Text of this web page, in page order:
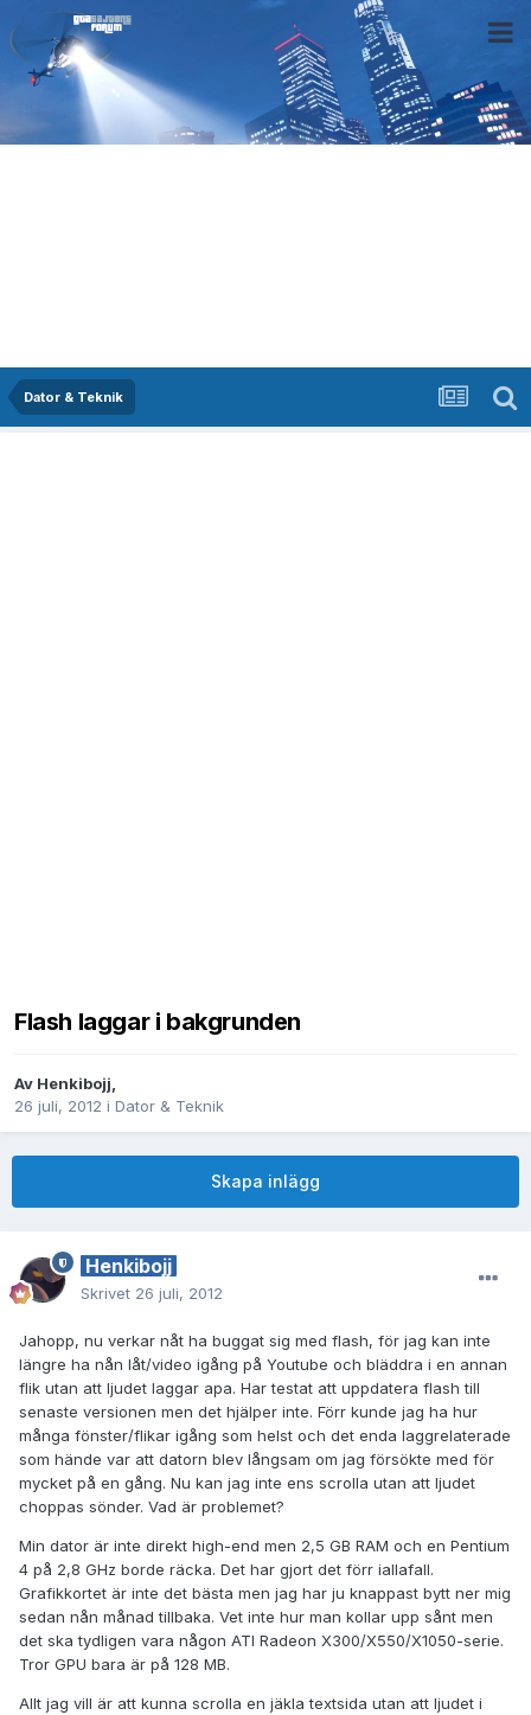
Dator & Teknik
Flash laggar i bakgrunden
Av Henkibojj,
26 juli, 2012 i Dator & Teknik
Skapa inlägg
Henkibojj
Skrivet 26 juli, 2012
Jahopp, nu verkar nåt ha buggat sig med flash, för jag kan inte
längre ha nån låt/video igång på Youtube och bläddra i en annan
flik utan att ljudet laggar apa. Har testat att uppdatera flash till
senaste versionen men det hjälper inte. Förr kunde jag ha hur
många fönster/flikar igång som helst och det enda laggrelaterade
som hände var att datorn blev långsam om jag försökte med för
mycket på en gång. Nu kan jag inte ens scrolla utan att ljudet
choppas sönder. Vad är problemet?
Min dator är inte direkt high-end men 2,5 GB RAM och en Pentium
4 på 2,8 GHz borde räcka. Det har gjort det förr iallafall.
Grafikkortet är inte det bästa men jag har ju knappast bytt ner mig
sedan nån månad tillbaka. Vet inte hur man kollar upp sånt men
det ska tydligen vara någon ATI Radeon X300/X550/X1050-serie.
Tror GPU bara är på 128 MB.
Allt jag vill är att kunna scrolla en jäkla textsida utan att ljudet i